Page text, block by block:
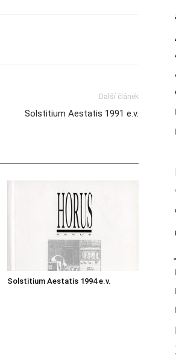
Další článek
Solstitium Aestatis 1991 e.v.
Solstitium Aestatis 1994 e.v.